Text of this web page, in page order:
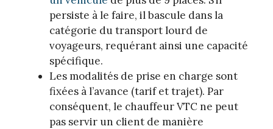
persiste à le faire, il bascule dans la
catégorie du transport lourd de
voyageurs, requérant ainsi une capacité
spécifique.
Les modalités de prise en charge sont
fixées à l’avance (tarif et trajet). Par
conséquent, le chauffeur VTC ne peut
pas servir un client de manière